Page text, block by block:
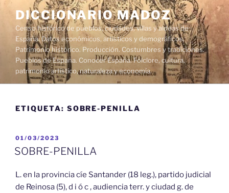
contenido
DICCIONARIO MADOZ
Censo histórico de pueblos, ciudades, villas y aldeas de
España. Datos económicos, artísticos y demográficos.
Patrimonio histórico. Producción. Costumbres y tradiciones.
Pueblos de España. Conocer España. Folclore, cultura,
patrimonio artístico, naturaleza y economía.
ETIQUETA: SOBRE-PENILLA
PUBLICADO
EL
01/03/2023
SOBRE-PENILLA
L. en la provincia cíe Santander (18 leg.), partido judicial
de Reinosa (5), d i ó c , audiencia terr. y ciudad g. de